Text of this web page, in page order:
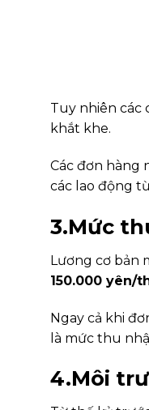
Tuy nhiên các
khắt khe.
Các đơn hàng
các lao động
3.Mức
Lương cơ bản
150.000 yên/
Ngay cả khi
là mức thu
4.Môi